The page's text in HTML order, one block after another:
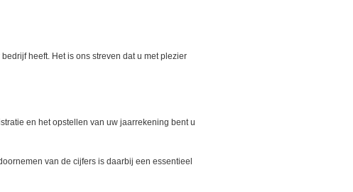
heeft. Het is ons streven dat u met plezier
en het opstellen van uw jaarrekening bent u
van de cijfers is daarbij een essentieel